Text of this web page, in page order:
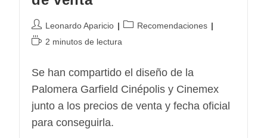
Autor
de
Leonardo Aparicio
Categoría
Recomendaciones
Tiempo2 minutos de lectura
Se han compartido el diseño de la
Palomera Garfield Cinépolis y Cinemex
junto a los precios de venta y fecha oficial
para conseguirla.